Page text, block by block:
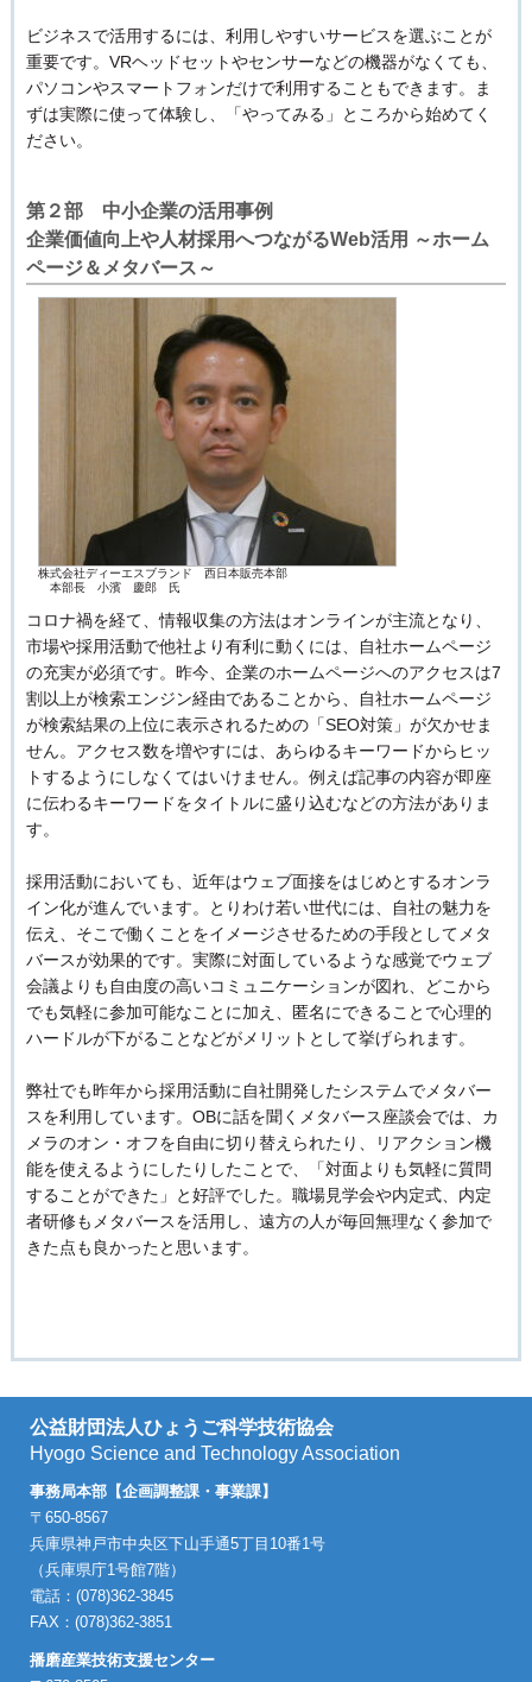
ビジネスで活用するには、利用しやすいサービスを選ぶことが
重要です。VRヘッドセットやセンサーなどの機器がなくても、
パソコンやスマートフォンだけで利用することもできます。ま
ずは実際に使って体験し、「やってみる」ところから始めてく
ださい。
第２部 中小企業の活用事例
企業価値向上や人材採用へつながるWeb活用 ～ホーム
ページ＆メタバース～
株式会社ディーエスブランド 西日本販売本部
本部長 小濱 慶郎 氏
コロナ禍を経て、情報収集の方法はオンラインが主流となり、
市場や採用活動で他社より有利に動くには、自社ホームページ
の充実が必須です。昨今、企業のホームページへのアクセスは7
割以上が検索エンジン経由であることから、自社ホームページ
が検索結果の上位に表示されるための「SEO対策」が欠かせま
せん。アクセス数を増やすには、あらゆるキーワードからヒッ
トするようにしなくてはいけません。例えば記事の内容が即座
に伝わるキーワードをタイトルに盛り込むなどの方法がありま
す。
採用活動においても、近年はウェブ面接をはじめとするオンラ
イン化が進んでいます。とりわけ若い世代には、自社の魅力を
伝え、そこで働くことをイメージさせるための手段としてメタ
バースが効果的です。実際に対面しているような感覚でウェブ
会議よりも自由度の高いコミュニケーションが図れ、どこから
でも気軽に参加可能なことに加え、匿名にできることで心理的
ハードルが下がることなどがメリットとして挙げられます。
弊社でも昨年から採用活動に自社開発したシステムでメタバー
スを利用しています。OBに話を聞くメタバース座談会では、カ
メラのオン・オフを自由に切り替えられたり、リアクション機
能を使えるようにしたりしたことで、「対面よりも気軽に質問
することができた」と好評でした。職場見学会や内定式、内定
者研修もメタバースを活用し、遠方の人が毎回無理なく参加で
きた点も良かったと思います。
公益財団法人ひょうご科学技術協会
Hyogo Science and Technology Association
事務局本部【企画調整課・事業課】
〒650-8567
兵庫県神戸市中央区下山手通5丁目10番1号
（兵庫県庁1号館7階）
電話：(078)362-3845
FAX：(078)362-3851
播磨産業技術支援センター